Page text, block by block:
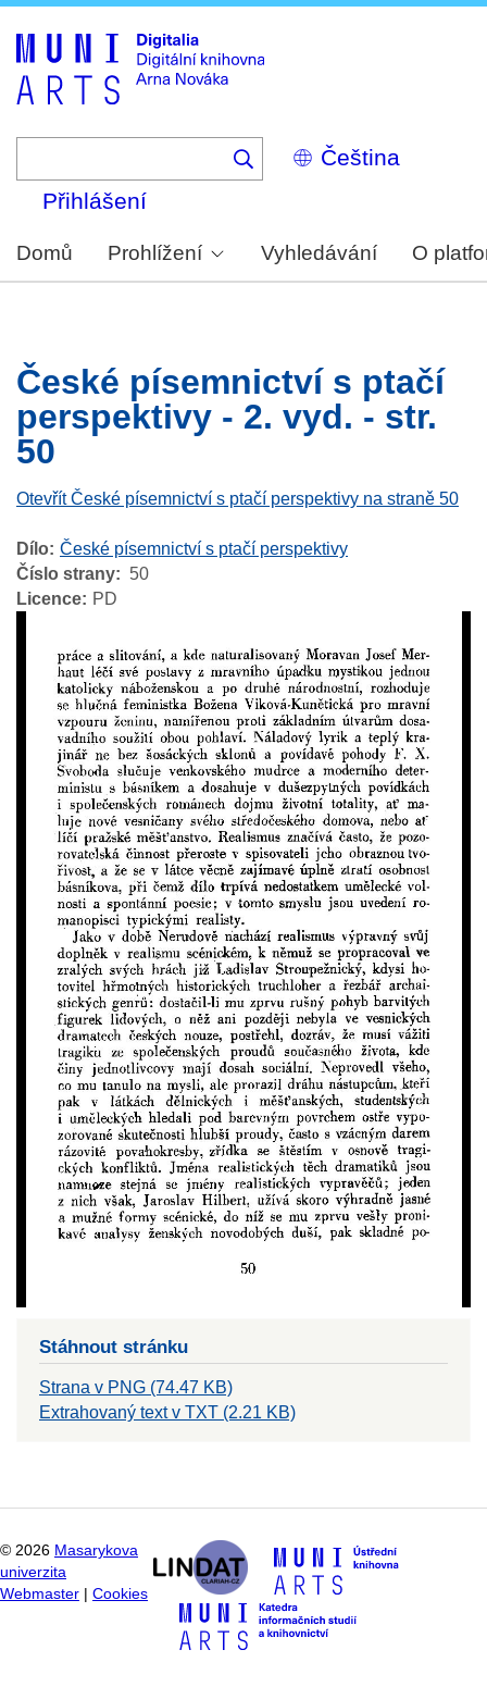
Select
your
Přihlášení
Domů Prohlížení Vyhledávání O
České písemnictví s ptačí
perspektivy - 2. vyd. - str.
50
Otevřít České písemnictví s ptačí perspektivy na straně 50
Dílo České písemnictví s ptačí perspektivy
Číslo strany
50
Licence
PD
Stáhnout stránku
Strana v PNG (74.47 KB)
Extrahovaný text v TXT (2.21 KB)
© 2026 Masarykova
univerzita
Webmaster
Cookies